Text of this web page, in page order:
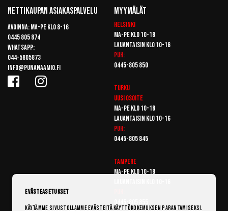
Nettikaupan Asiakaspalvelu
Avoinna: Ma-pe klo 8-16
0445 805 874
Whatsapp:
044-5805873
info@punanaamio.fi
Myymälät
Helsinki
Ma-pe klo 10-18
Lauantaisin klo 10-16
Puh:
0445-805 850
Turku
Uusi osoite
Ma-pe klo 10-18
Lauantaisin klo 10-16
Puh:
0445-805 845
Tampere
Ma-pe klo 10-18
Evästeasetukset
Käytämme sivustollamme evästeitä käyttökokemuksen parantamiseksi.